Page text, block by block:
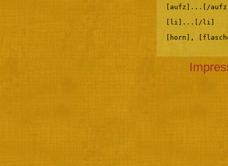
[aufz]...[/
[li]...[/li]
[horn],